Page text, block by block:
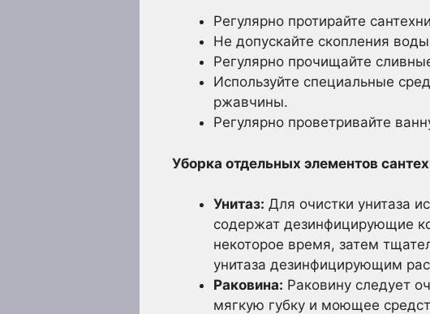
Регулярно протирайте
Не допускайте скопления
Регулярно прочищайте
Используйте специальные
ржавчины.
Регулярно проветривайте
Уборка отдельных элементов
Унитаз: Для очистки унитаза
содержат дезинфицирующие
некоторое время, затем
унитаза дезинфицирующим
Раковина: Раковину следует
мягкую губку и моющее